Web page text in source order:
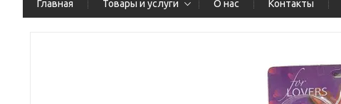
Главная Товары и услуги О нас Контакты